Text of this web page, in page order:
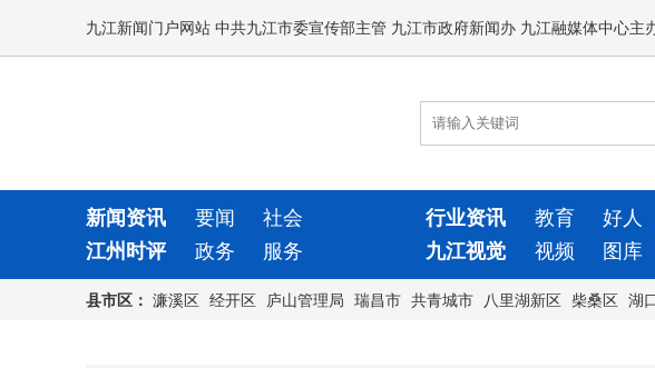
九江新闻门户网站 中共九江市委宣传部主管 九江市政府新闻办 九江融媒体中心主
新闻资讯 要闻 社会 行业资讯 教育 好人
江州时评
政务 服务 九江视觉 视频 图库
县市区： 濂溪区 经开区 庐山管理局 瑞昌市 共青城市 八里湖新区 柴桑区 湖